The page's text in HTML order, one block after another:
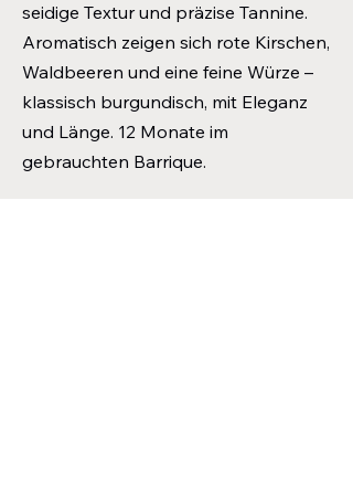
seidige Textur und präzise Tannine.
Aromatisch zeigen sich rote Kirschen,
Waldbeeren und eine feine Würze –
klassisch burgundisch, mit Eleganz
und Länge. 12 Monate im
gebrauchten Barrique.